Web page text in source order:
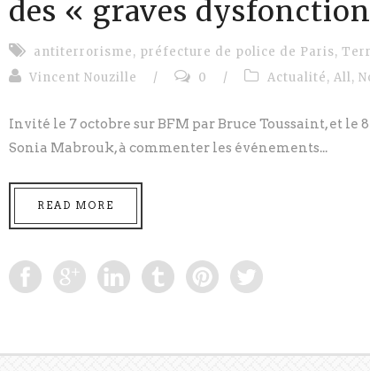
des « graves
antiterrorisme, préfecture de police de Paris,
Vincent Nouzille
/ 0 / Actualité, All,
Invité le 7 octobre sur BFM par Bruce Toussaint, et le
Sonia Mabrouk, à commenter les événements...
READ MORE